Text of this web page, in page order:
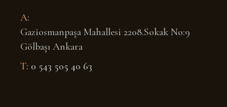
A:
Gaziosmanpaşa Mahallesi 2208.Sokak No:9
Gölbaşı Ankara
T: 0 543 505 40 63